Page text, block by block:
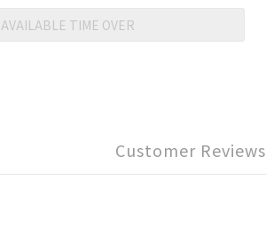
AVAILABLE TIME OVER
Customer Reviews